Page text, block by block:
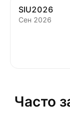
SIU2026
Сен 2026
Часто